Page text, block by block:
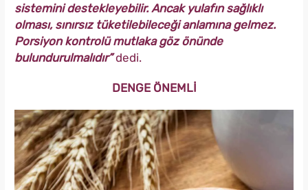
sistemini destekleyebilir. Ancak yulafın sağlıklı
olması, sınırsız tüketilebileceği anlamına gelmez.
Porsiyon kontrolü mutlaka göz önünde
bulundurulmalıdır”dedi.
DENGE ÖNEMLİ